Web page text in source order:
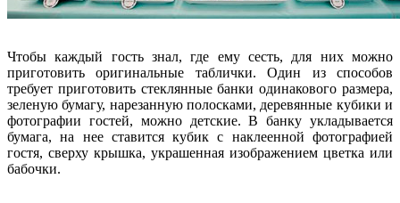
Чтобы каждый гость знал, где ему сесть, для них можно
приготовить оригинальные таблички. Один из способов
требует приготовить стеклянные банки одинакового размера,
зеленую бумагу, нарезанную полосками, деревянные кубики и
фотографии гостей, можно детские. В банку укладывается
бумага, на нее ставится кубик с наклеенной фотографией
гостя, сверху крышка, украшенная изображением цветка или
бабочки.